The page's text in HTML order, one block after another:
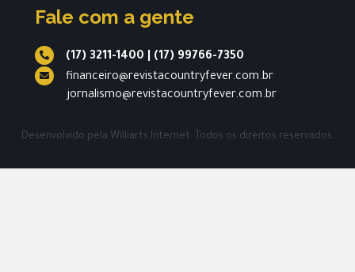
Fale com a gente
(17) 3211-1400
(17) 99766-7350
financeiro@revistacountryfever.com.br
jornalismo@revistacountryfever.com.br
Desenvolvido pela Williarts Internet. Todos os direitos reservados.